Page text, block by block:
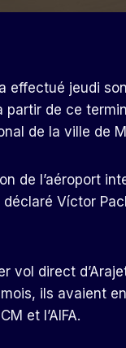
jeudi son
partir de ce
de la ville de
de l’aéroport
Víctor
vol direct
ils avaient
et l’AIFA.